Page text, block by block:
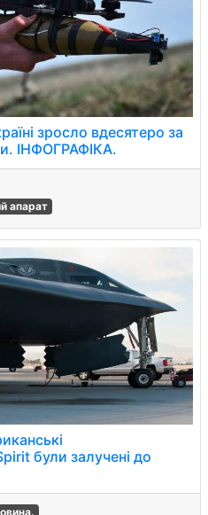
зросло вдесятеро за
ІНФОГРАФІКА.
апарат
були залучені до